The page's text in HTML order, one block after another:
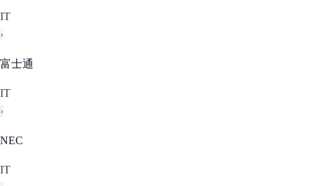
IT
›
富士通
IT
›
NEC
IT